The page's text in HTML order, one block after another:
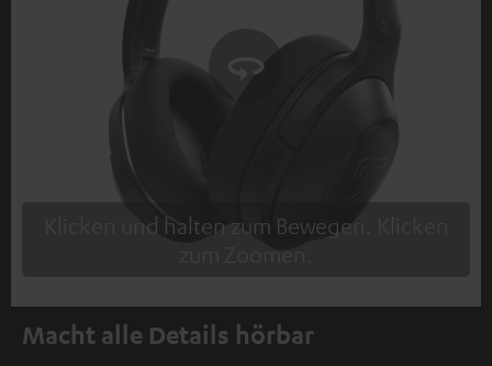
Klicken und halten zum Bewegen. Klicken
zum Zoomen.
Tap to zoom
Macht alle Details hörbar